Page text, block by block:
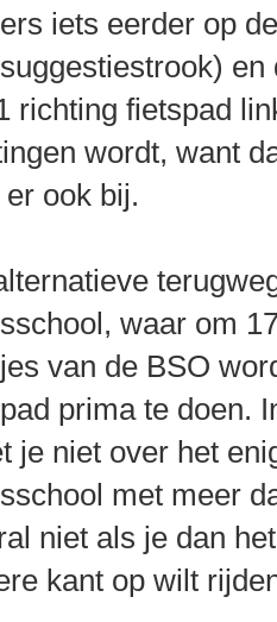
iets eerder op
richting fietspad
wordt, want
ook bij.
waar om
van de BSO
prima te doen.
je niet over het
met meer
niet als je dan
kant op wilt